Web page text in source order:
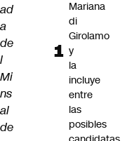
ad
a
de
l
Mi
ns
al
de
Mariana
di
Girolamo
y
la
incluye
entre
las
posibles